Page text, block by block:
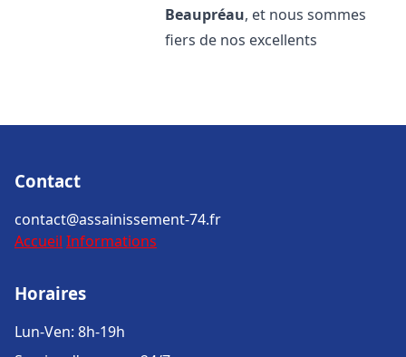
Beaupréau, et nous sommes
fiers de nos excellents
Contact
contact@assainissement-74.fr
Accueil Informations
Horaires
Lun-Ven: 8h-19h